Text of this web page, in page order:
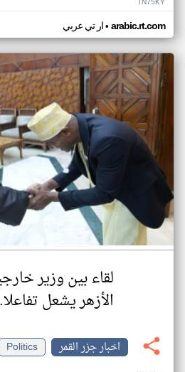
ار تي عربي• arabic.rt.com
لقاء بين وزير
الأزهر يشعل
اخبار جزر القمر
Politics